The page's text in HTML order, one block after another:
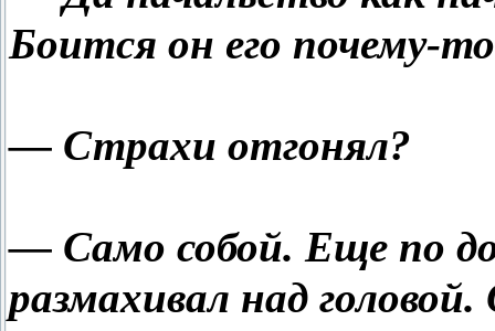
Боится он его почему-
— Страхи отгонял?
— Само собой. Еще по
размахивал над